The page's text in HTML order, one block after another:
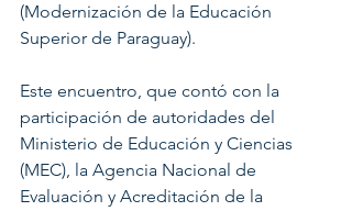
(Modernización de la Educación
Superior de Paraguay).
Este encuentro, que contó con la
participación de autoridades del
Ministerio de Educación y Ciencias
(MEC), la Agencia Nacional de
Evaluación y Acreditación de la